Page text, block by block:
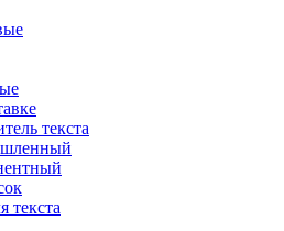
текста
текста